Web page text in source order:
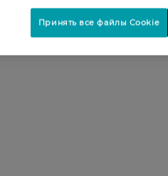
Принять все файлы Cookie